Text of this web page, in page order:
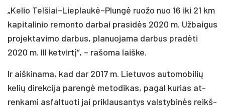
„Ke­lio Telšiai–Lieplaukė–Plungė ruo­žo nuo 16 iki 21 km
ka­pi­ta­li­nio re­mon­to dar­bai pra­si­dės 2020 m. Už­bai­gus
pro­jek­ta­vi­mo dar­bus, pla­nuo­ja­ma dar­bus pra­dė­ti
2020 m. III ket­vir­tį“, – ra­šo­ma laiš­ke.
Ir aiš­ki­na­ma, kad dar 2017 m. Lie­tu­vos au­to­mo­bi­lių
ke­lių di­rek­ci­ja pa­ren­gė me­to­di­kas, pa­gal ku­rias at­
ren­ka­mi as­fal­tuo­ti jai pri­klau­san­tys vals­ty­bi­nės reikš­